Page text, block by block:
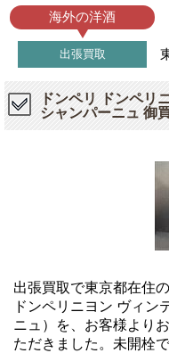
海外の洋酒
出張買取
ドンペリ ドンペリ
シャンパーニュ 御
出張買取で東京都在住
ドンペリニヨン ヴィン
ニュ）を、お客様より
ただきました。未開栓